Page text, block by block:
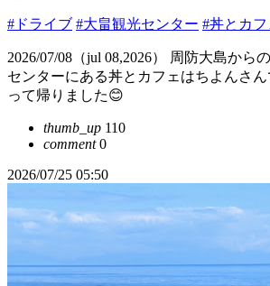
#ドライブ #大畠観光センター #丼とカ
2026/07/08（jul 08,2026） 周防大島から
センターにある丼とカフェはちよんさ
って帰りました😊
thumb_up 110
comment0
2026/07/25 05:50